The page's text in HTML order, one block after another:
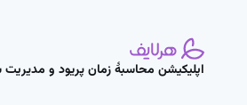
اپلیکیشن محاسبۀ زمان پریود و مدیریت